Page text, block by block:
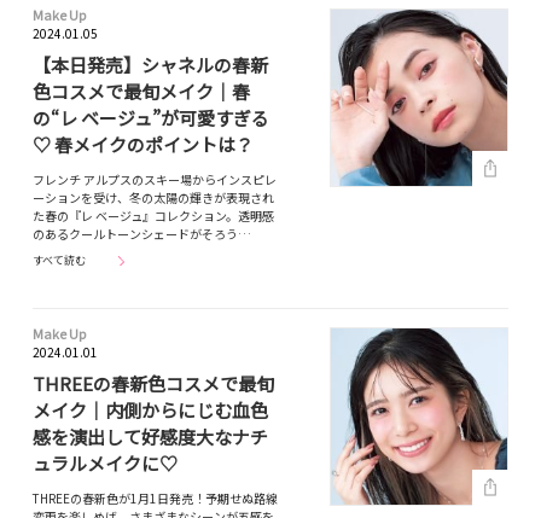
Make Up
2024.01.05
【本日発売】シャネルの春新
色コスメで最旬メイク｜春
の“レ ベージュ”が可愛すぎる
♡ 春メイクのポイントは？
フレンチ アルプスのスキー場からインスピレ
ーションを受け、冬の太陽の輝きが表現され
た春の『レ ベージュ』コレクション。透明感
のあるクールトーンシェードがそろう…
すべて読む
Make Up
2024.01.01
THREEの春新色コスメで最旬
メイク｜内側からにじむ血色
感を演出して好感度大なナチ
ュラルメイクに♡
THREEの春新色が1月1日発売！予期せぬ路線